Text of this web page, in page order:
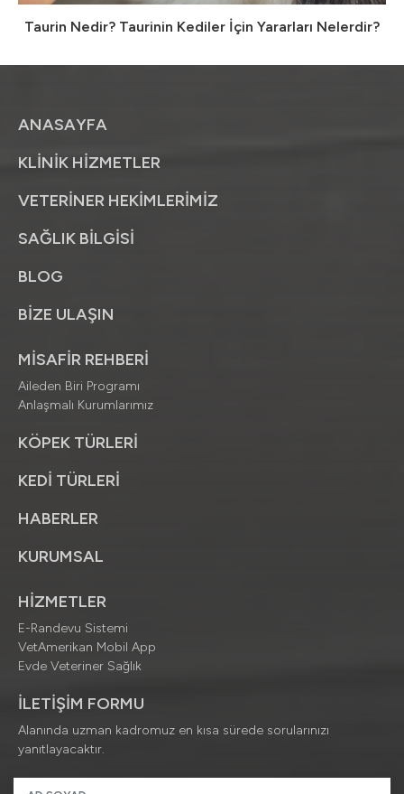
Taurin Nedir? Taurinin Kediler İçin Yararları Nelerdir?
ANASAYFA
KLİNİK HİZMETLER
VETERİNER HEKİMLERİMİZ
SAĞLIK BİLGİSİ
BLOG
BİZE ULAŞIN
MİSAFİR REHBERİ
Aileden Biri Programı
Anlaşmalı Kurumlarımız
KÖPEK TÜRLERİ
KEDİ TÜRLERİ
HABERLER
KURUMSAL
HİZMETLER
E-Randevu Sistemi
VetAmerikan Mobil App
Evde Veteriner Sağlık
İLETİŞİM FORMU
Alanında uzman kadromuz en kısa sürede sorularınızı
yanıtlayacaktır.